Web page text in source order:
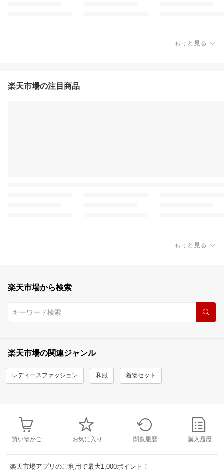
もっと見る
楽天市場の注目商品
もっと見る
楽天市場から検索
楽天市場の関連ジャンル
レディースファッション 和服 着物セット
買い物かご お気に入り 閲覧履歴 購入履歴
楽天市場アプリのご利用で最大1,000ポイント！